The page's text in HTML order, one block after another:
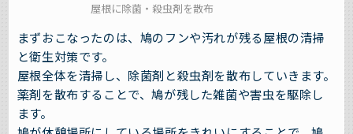
屋根に除菌・殺虫剤を散布
まずおこなったのは、鳩のフンや汚れが残る屋根の清掃
と衛生対策です。
屋根全体を清掃し、除菌剤と殺虫剤を散布していきます。
薬剤を散布することで、鳩が残した雑菌や害虫を駆除し
ます。